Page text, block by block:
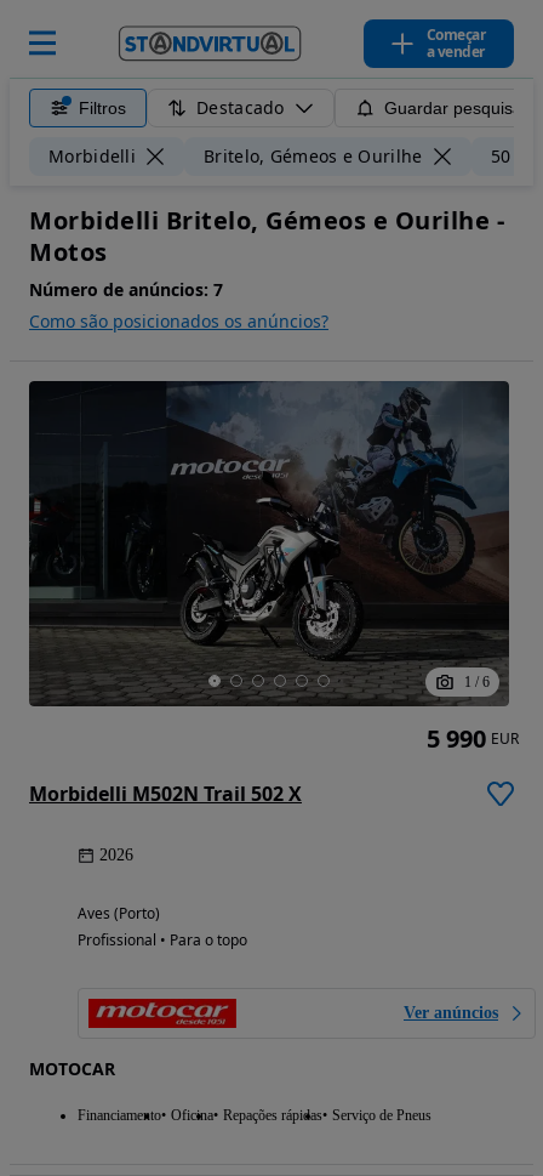
Começar
a vender
Filtros Destacado Guardar pesquisa
Morbidelli Britelo, Gémeos e Ourilhe 50 km
Morbidelli Britelo, Gémeos e Ourilhe -
Motos
Número de anúncios: 7
Como são posicionados os anúncios?
1 / 6
Morbidelli M502N Trail 502 X
2026
Aves (Porto)
Profissional • Para o topo
Ver anúncios
MOTOCAR
Financiamento Oficina Repações rápidas Serviço de Pneus
5 990 EUR